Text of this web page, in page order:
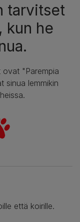
tarvitset
kun he
ovat "Parempia
sinua lemmikin
että koirille.